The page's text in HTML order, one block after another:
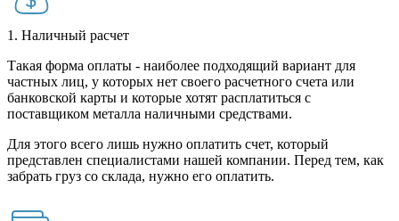
1. Наличный расчет
Такая форма оплаты - наиболее подходящий вариант для
частных лиц, у которых нет своего расчетного счета или
банковской карты и которые хотят расплатиться с
поставщиком металла наличными средствами.
Для этого всего лишь нужно оплатить счет, который
представлен специалистами нашей компании. Перед тем, как
забрать груз со склада, нужно его оплатить.